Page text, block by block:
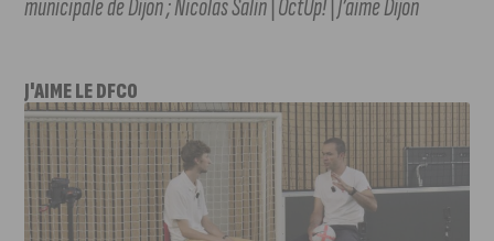
municipale de Dijon ; Nicolas Salin | OctUp! | J’aime Dijon
J'AIME LE DFCO